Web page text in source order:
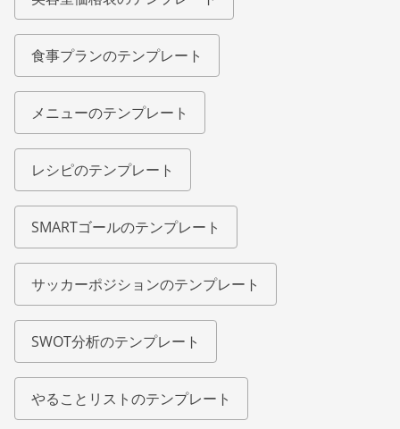
食事プランのテンプレート
メニューのテンプレート
レシピのテンプレート
SMARTゴールのテンプレート
サッカーポジションのテンプレート
SWOT分析のテンプレート
やることリストのテンプレート